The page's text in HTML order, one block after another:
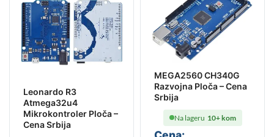
Leonardo R3
Atmega32u4
Mikrokontroler Ploča –
Cena Srbija
MEGA2560 CH340G
Razvojna Ploča – Cena
Srbija
Na lageru 10+ kom